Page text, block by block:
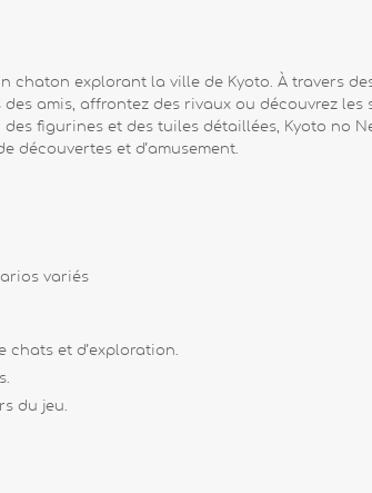
chaton explorant la ville de Kyoto. À travers
amis, affrontez des rivaux ou découvrez
figurines et des tuiles détaillées, Kyoto no
découvertes et d’amusement.
variés
chats et d’exploration.
du jeu.